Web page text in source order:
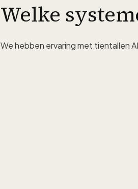
Welke
We hebben ervaring met tientallen